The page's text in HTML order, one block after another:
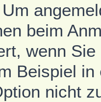
beim
wenn
Beispiel
nicht